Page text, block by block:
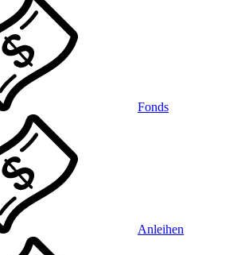
Fonds
Anleihen